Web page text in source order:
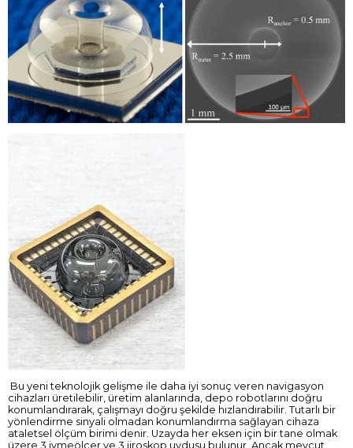
Bu yeni teknolojik gelişme ile daha iyi sonuç veren navigasyon
cihazları üretilebilir, üretim alanlarında, depo robotlarını doğru
konumlandırarak, çalışmayı doğru şekilde hızlandırabilir. Tutarlı bir
yönlendirme sinyali olmadan konumlandırma sağlayan cihaza
ataletsel ölçüm birimi denir. Uzayda her eksen için bir tane olmak
üzere 3 ivmeölçer ve 3 jiroskop uydusu bulunur. Ancak mevcut